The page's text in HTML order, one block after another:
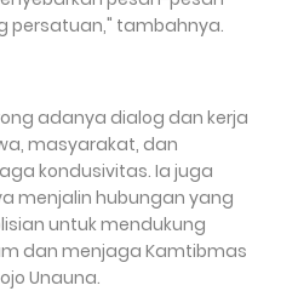
persatuan," tambahnya.
adanya dialog dan kerja
masyarakat, dan
kondusivitas. Ia juga
menjalin hubungan yang
untuk mendukung
dan menjaga Kamtibmas
Unauna.